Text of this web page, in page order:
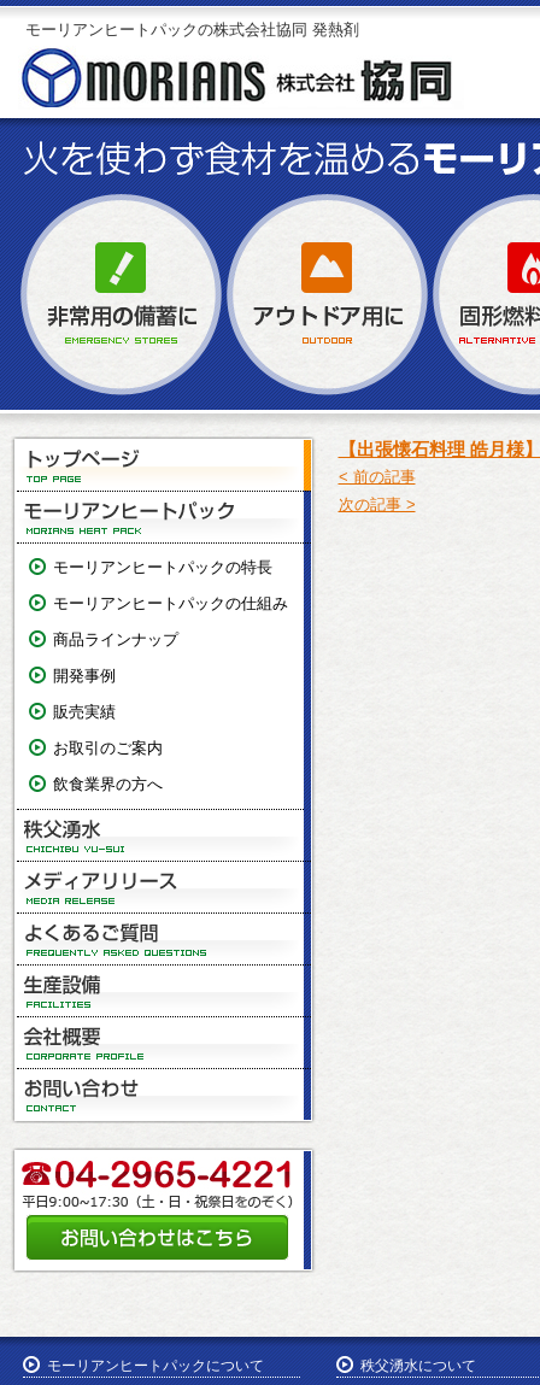
モーリアンヒートパックの株式会社協同 発熱剤
モーリアンヒートパックの特長
モーリアンヒートパックの仕組み
商品ラインナップ
開発事例
販売実績
お取引のご案内
飲食業界の方へ
【出張懐石料理 皓月様
< 前の記事
次の記事 >
モーリアンヒートパックについて
秩父湧水について